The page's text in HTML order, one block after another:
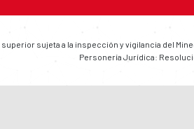
sujeta a la inspección y vigilancia del
Personería Jurídica: